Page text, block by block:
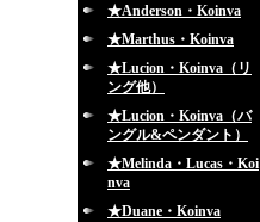
★Anderson・Koinva
★Marthus・Koinva
★Lucion・Koinva（リ
ング他）
★Lucion・Koinva（バ
ングル&ペンダント）
★Melinda・Lucas・Koi
nva
★Duane・Koinva